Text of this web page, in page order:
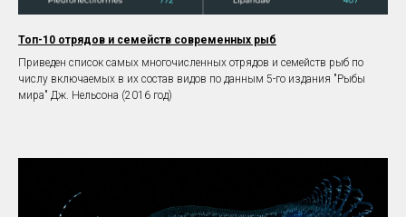
Топ-10 отрядов и семейств современных рыб
Приведен список самых многочисленных отрядов и семейств рыб по
числу включаемых в их состав видов по данным 5-го издания "Рыбы
мира" Дж. Нельсона (2016 год)